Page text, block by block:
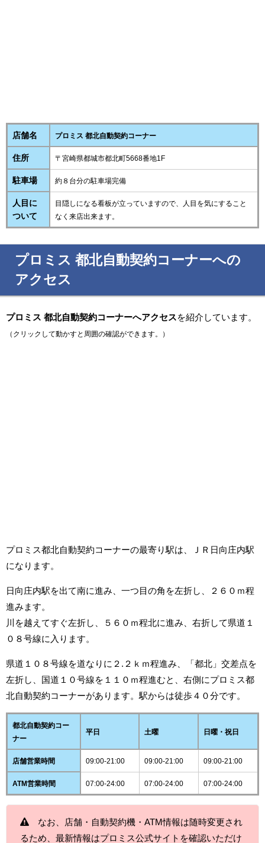
店舗名 プロミス 都北自動契約コーナー
住所 〒宮崎県都城市都北町5668番地1F
駐車場 約８台分の駐車場完備
人目に
ついて
目隠しになる看板が立っていますので、人目を気にすること
なく来店出来ます。
プロミス 都北自動契約コーナーへの
アクセス
プロミス 都北自動契約コーナーへアクセス を紹介しています。
（クリックして動かすと周囲の確認ができます。）
プロミス都北自動契約コーナーの最寄り駅は、ＪＲ日向庄内駅
になります。
日向庄内駅を出て南に進み、一つ目の角を左折し、２６０ｍ程
進みます。
川を越えてすぐ左折し、５６０ｍ程北に進み、右折して県道１
０８号線に入ります。
県道１０８号線を道なりに２.２ｋｍ程進み、「都北」交差点を
左折し、国道１０号線を１１０ｍ程進むと、右側にプロミス都
北自動契約コーナーがあります。駅からは徒歩４０分です。
都北自動契約コー
ナー
平日 土曜 日曜・祝日
店舗営業時間 09:00-21:00 09:00-21:00 09:00-21:00
ATM営業時間 07:00-24:00 07:00-24:00 07:00-24:00
なお、店舗・自動契約機・ATM情報は随時変更され
るため、最新情報はプロミス公式サイトを確認いただけ